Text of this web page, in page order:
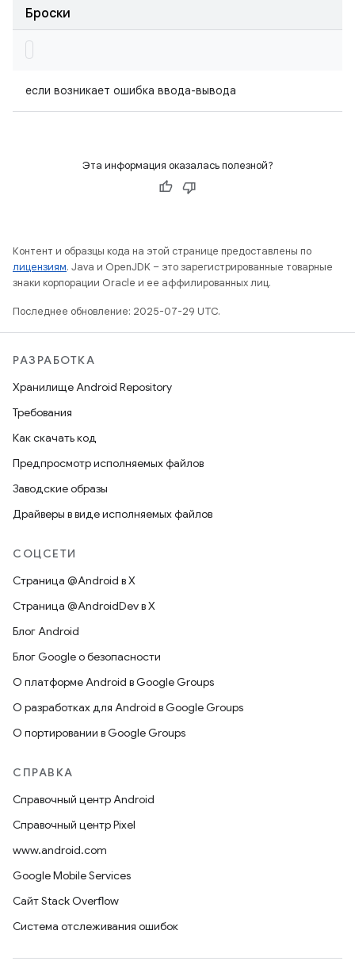
Броски
если возникает ошибка ввода-вывода
Эта информация оказалась полезной?
Контент и образцы кода на этой странице предоставлены по
лицензиям. Java и OpenJDK – это зарегистрированные товарные
знаки корпорации Oracle и ее аффилированных лиц.
Последнее обновление: 2025-07-29 UTC.
РАЗРАБОТКА
Хранилище Android Repository
Требования
Как скачать код
Предпросмотр исполняемых файлов
Заводские образы
Драйверы в виде исполняемых файлов
СОЦСЕТИ
Страница @Android в X
Страница @AndroidDev в X
Блог Android
Блог Google о безопасности
О платформе Android в Google Groups
О разработках для Android в Google Groups
О портировании в Google Groups
СПРАВКА
Справочный центр Android
Справочный центр Pixel
www.android.com
Google Mobile Services
Сайт Stack Overflow
Система отслеживания ошибок